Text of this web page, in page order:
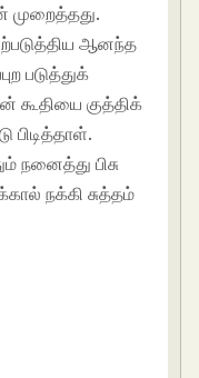
முறைத்தது.
ஆனந்த
படுத்துக்
குத்திக்
பிடித்தாள்.
நனைத்து பிசு
நக்கி சுத்தம்